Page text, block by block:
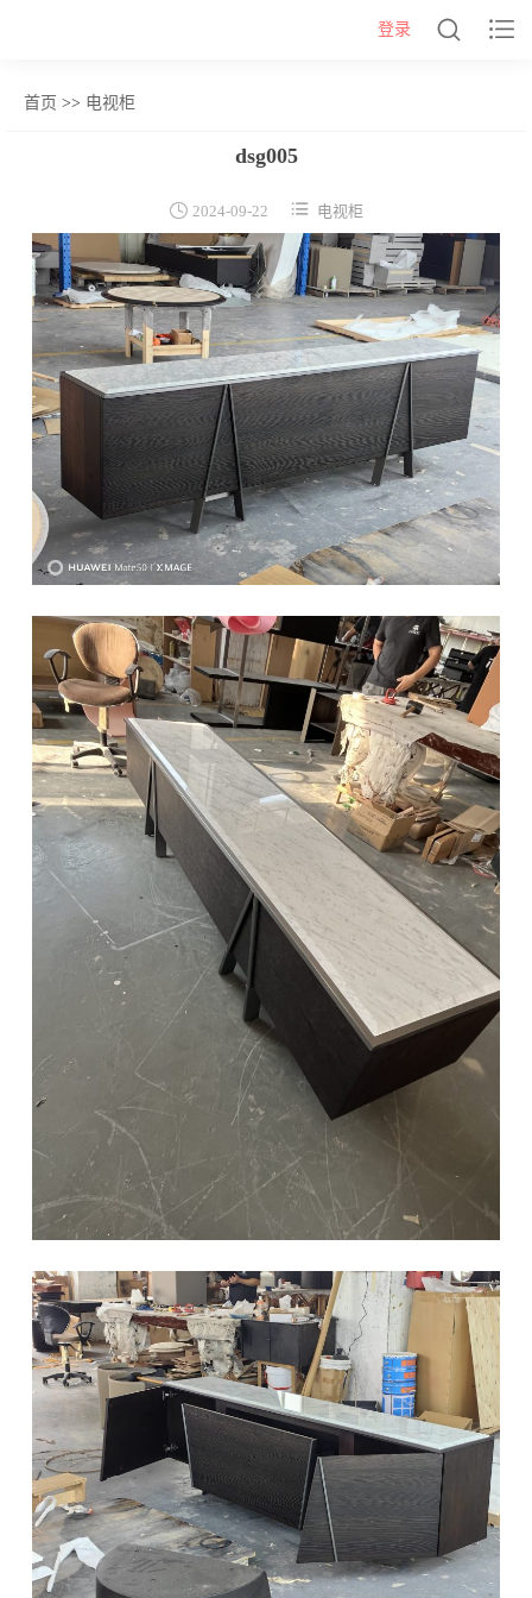


登录
沙发背几 茶几&角几
报价表
柜类
书柜 床头柜 电视柜 酒柜 餐边柜&斗柜
书桌 妆台 茶桌 餐桌
椅类
休闲椅 长凳&小凳子 餐椅
首页 >> 电视柜
dsg005
 2024-09-22  电视柜